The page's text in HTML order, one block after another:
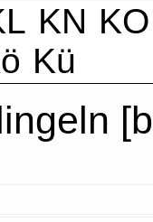
KN KO
Kü